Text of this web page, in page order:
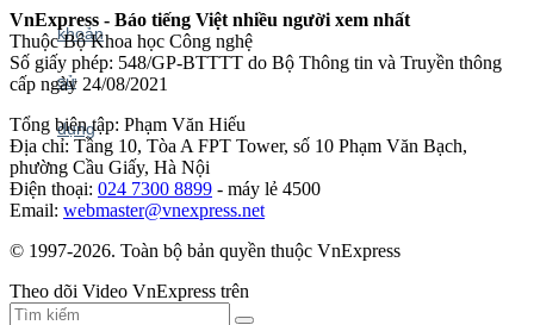
VnExpress - Báo tiếng Việt nhiều người xem nhất
Thuộc Bộ Khoa học Công nghệ
Số giấy phép: 548/GP-BTTTT do Bộ Thông tin và Truyền thông
cấp ngày 24/08/2021
Tổng biên tập: Phạm Văn Hiếu
Địa chỉ: Tầng 10, Tòa A FPT Tower, số 10 Phạm Văn Bạch,
phường Cầu Giấy, Hà Nội
Điện thoại: 024 7300 8899 - máy lẻ 4500
Email: webmaster@vnexpress.net
© 1997-2026. Toàn bộ bản quyền thuộc VnExpress
Theo dõi Video VnExpress trên